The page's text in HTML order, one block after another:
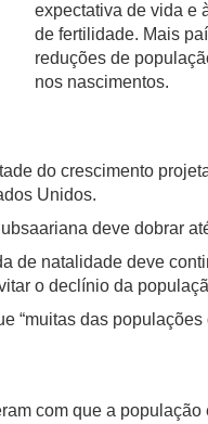
expectativa de vida e
de fertilidade. Mais
reduções de
nos nascimentos.
do crescimento
Unidos.
deve dobrar
de natalidade deve
o declínio da
“muitas das
com que a população